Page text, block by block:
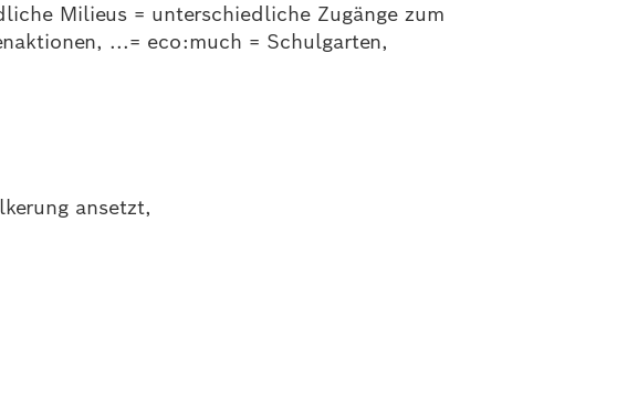
Milieus = unterschiedliche Zugänge zum
...= eco:much = Schulgarten,
ansetzt,